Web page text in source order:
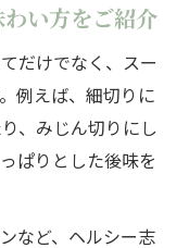
い方をご紹介
だけでなく、スー
例えば、細切りに
、みじん切りにし
ぱりとした後味を
など、ヘルシー志